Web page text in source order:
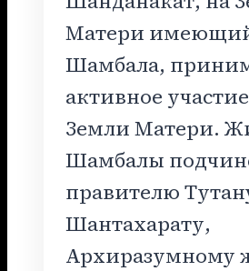
Матери
Шамбала,
активное
Земли Матери.
Шамбалы
правителю
Шантахарату,
Архиразумному